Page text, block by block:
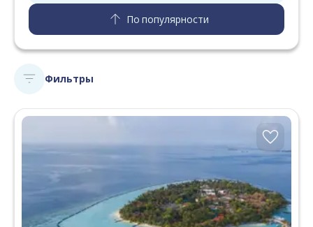
По популярности
Фильтры